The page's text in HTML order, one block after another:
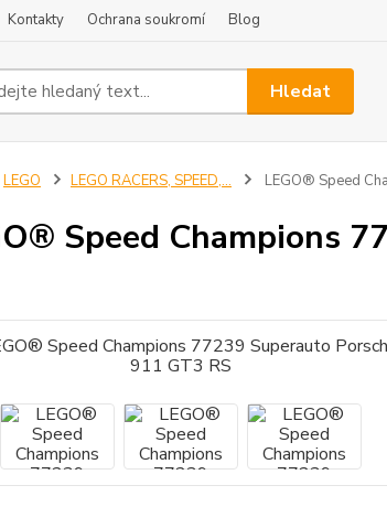
Kontakty Ochrana soukromí Blog
Hledat
LEGO LEGO RACERS, SPEED,... LEGO® Speed
Speed Champions